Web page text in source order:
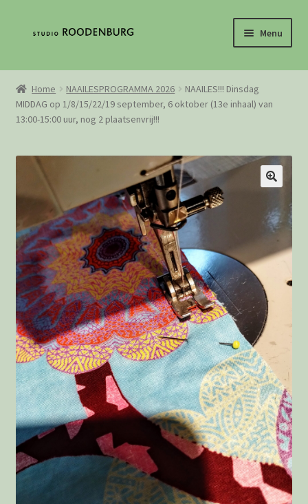
inhoud
Menu
Home
Contact
Mijn Account
Loguit
Webshop
Winkelwagen
Afrekenen
Bedankt
Wie is Jolanda
Privacystatement
Home NAAILESPROGRAMMA 2026
NAAILES!!! Dinsdag
MIDDAG op 1/8/15/22/19 september, 6 oktober (13e inhaal) van
13:00-15:00 uur, nog 2 plaatsenvrij!!!